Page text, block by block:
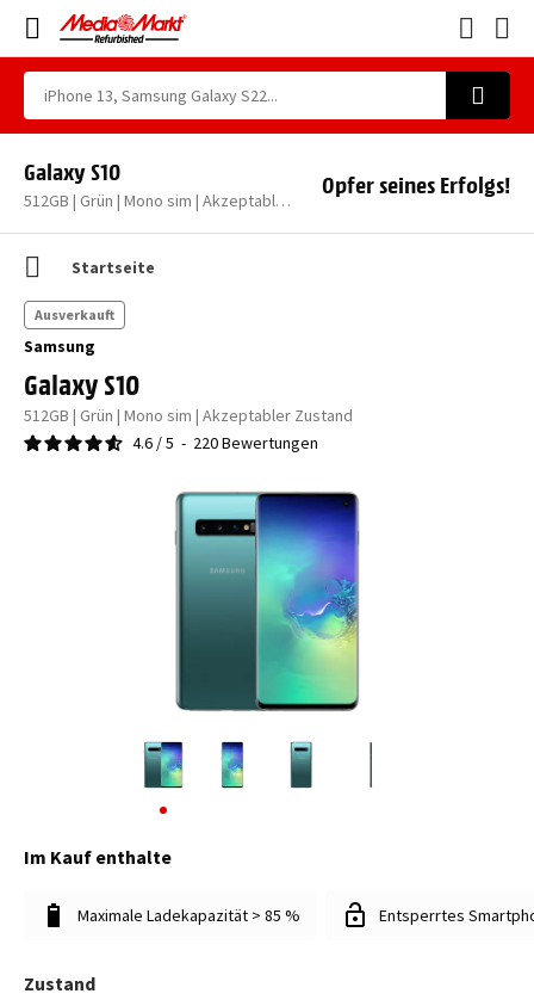
Galaxy S10
512GB | Grün | Mono sim | Akzeptabler Zustand
Opfer seines Erfolgs!
Startseite
Samsung
Galaxy S10
512GB | Grün | Mono sim | Akzeptabler Zustand
4.6 /5 - 220Bewertungen
Ausverkauft
Im Kauf enthalte
Maximale Ladekapazität > 85 % Entsperrtes
Zustand